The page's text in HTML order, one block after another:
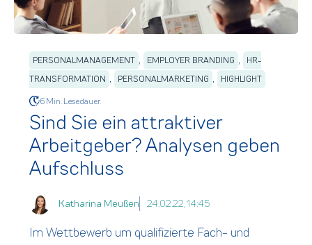
PERSONALMANAGEMENT , EMPLOYER BRANDING ,
HR-
TRANSFORMATION , PERSONALMARKETING , HIGHLIGHT
6 Min. Lesedauer.
Sind Sie ein attraktiver
Arbeitgeber? Analysen geben
Aufschluss
Katharina Meußen 24.02.22, 14:45
Im Wettbewerb um qualifizierte Fach- und